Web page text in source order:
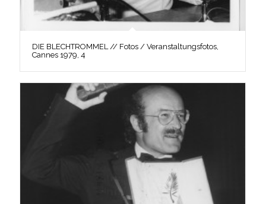
DIE BLECHTROMMEL // Fotos / Veranstaltungsfotos,
Cannes 1979, 4